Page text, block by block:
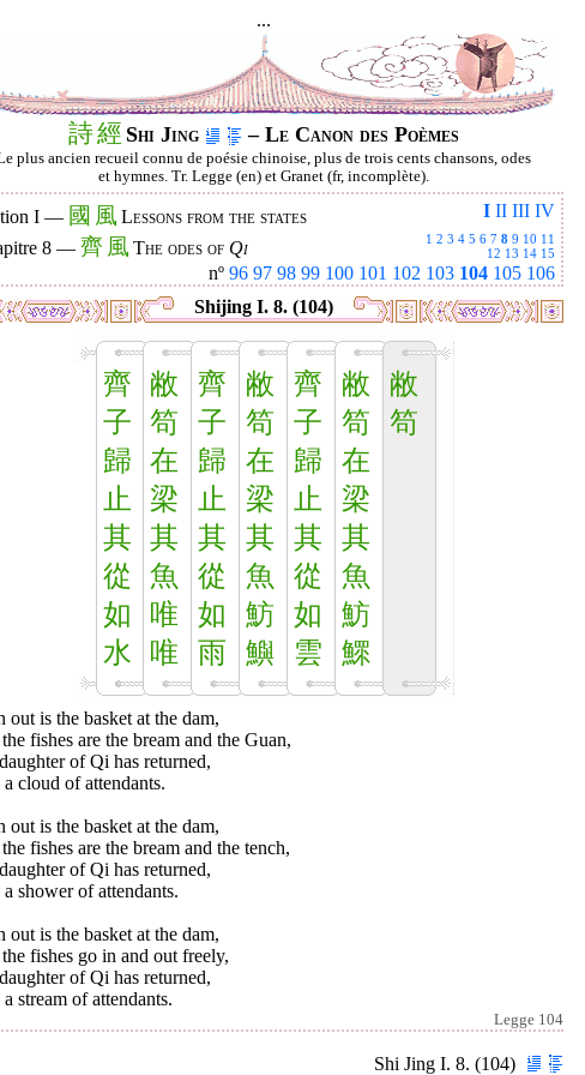
...
詩經 Shi Jing – Le Canon des Poèmes
plus ancien recueil connu de poésie chinoise, plus de trois cents chansons, odes
et hymnes. Tr. Legge (en) et Granet (fr, incomplète).
I II III IV
I — 國 風 Lessons from the states
1 2 3 4 5 6 7 8 9 10 11
12 13 14 15
8 — 齊 風 The odes of Qi
nº 96 97 98 99 100 101 102 103 104 105 106
Shijing I. 8. (104)
齊
子
歸
止
其
從
如
水
敝
笱
在
梁
其
魚
唯
唯
齊
子
歸
止
其
從
如
雨
敝
笱
在
梁
其
魚
魴
鱮
齊
子
歸
止
其
從
如
雲
敝
笱
在
梁
其
魚
魴
鰥
敝
笱
out is the basket at the dam,
fishes are the bream and the Guan,
of Qi has returned,
cloud of attendants.
out is the basket at the dam,
fishes are the bream and the tench,
of Qi has returned,
shower of attendants.
out is the basket at the dam,
fishes go in and out freely,
of Qi has returned,
stream of attendants.
Legge 104
Shi Jing I. 8. (104)